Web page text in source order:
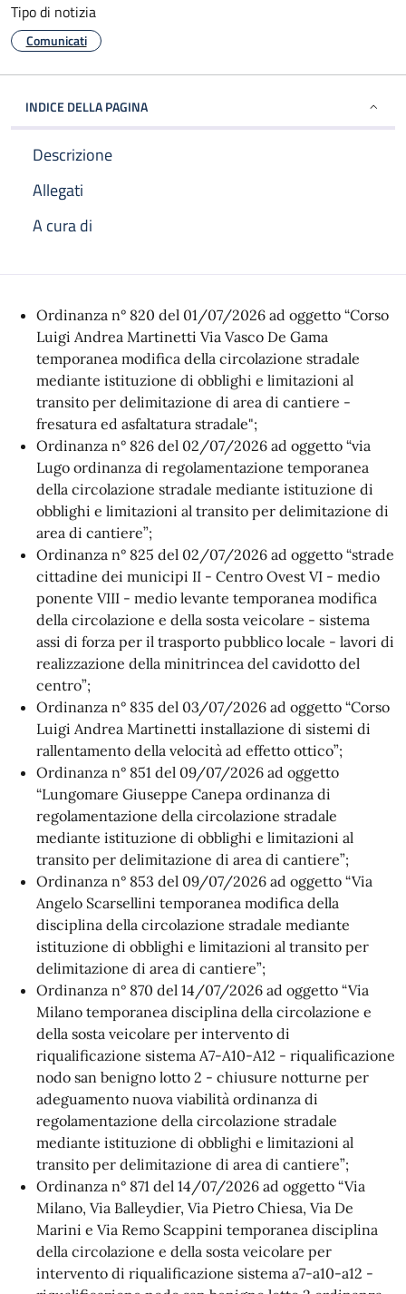
Tipo di notizia
Comunicati
INDICE DELLA PAGINA
Descrizione
Allegati
A cura di
Descrizione
Ordinanza n° 820 del 01/07/2026 ad oggetto “Corso
Luigi Andrea Martinetti Via Vasco De Gama
temporanea modifica della circolazione stradale
mediante istituzione di obblighi e limitazioni al
transito per delimitazione di area di cantiere -
fresatura ed asfaltatura stradale";
Ordinanza n° 826 del 02/07/2026 ad oggetto “via
Lugo ordinanza di regolamentazione temporanea
della circolazione stradale mediante istituzione di
obblighi e limitazioni al transito per delimitazione di
area di cantiere”;
Ordinanza n° 825 del 02/07/2026 ad oggetto “strade
cittadine dei municipi II - Centro Ovest VI - medio
ponente VIII - medio levante temporanea modifica
della circolazione e della sosta veicolare - sistema
assi di forza per il trasporto pubblico locale - lavori di
realizzazione della minitrincea del cavidotto del
centro”;
Ordinanza n° 835 del 03/07/2026 ad oggetto “Corso
Luigi Andrea Martinetti installazione di sistemi di
rallentamento della velocità ad effetto ottico”;
Ordinanza n° 851 del 09/07/2026 ad oggetto
“Lungomare Giuseppe Canepa ordinanza di
regolamentazione della circolazione stradale
mediante istituzione di obblighi e limitazioni al
transito per delimitazione di area di cantiere”;
Ordinanza n° 853 del 09/07/2026 ad oggetto “Via
Angelo Scarsellini temporanea modifica della
disciplina della circolazione stradale mediante
istituzione di obblighi e limitazioni al transito per
delimitazione di area di cantiere”;
Ordinanza n° 870 del 14/07/2026 ad oggetto “Via
Milano temporanea disciplina della circolazione e
della sosta veicolare per intervento di
riqualificazione sistema A7-A10-A12 - riqualificazione
nodo san benigno lotto 2 - chiusure notturne per
adeguamento nuova viabilità ordinanza di
regolamentazione della circolazione stradale
mediante istituzione di obblighi e limitazioni al
transito per delimitazione di area di cantiere”;
Ordinanza n° 871 del 14/07/2026 ad oggetto “Via
Milano, Via Balleydier, Via Pietro Chiesa, Via De
Marini e Via Remo Scappini temporanea disciplina
della circolazione e della sosta veicolare per
intervento di riqualificazione sistema a7-a10-a12 -